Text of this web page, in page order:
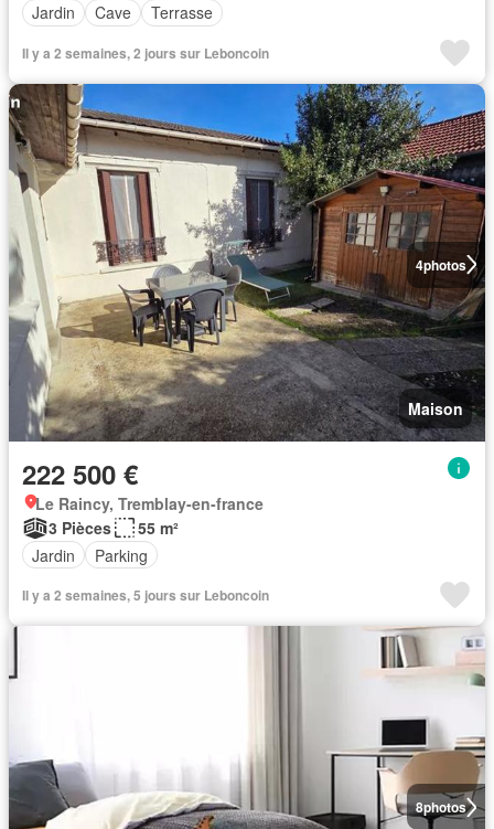
Jardin
Cave Terrasse
Il y a 2 semaines, 2 jours sur Leboncoin
4photos
Maison
222 500 €
Le Raincy, Tremblay-en-france
3 Pièces
55 m²
Jardin
Parking
Il y a 2 semaines, 5 jours sur Leboncoin
8photos